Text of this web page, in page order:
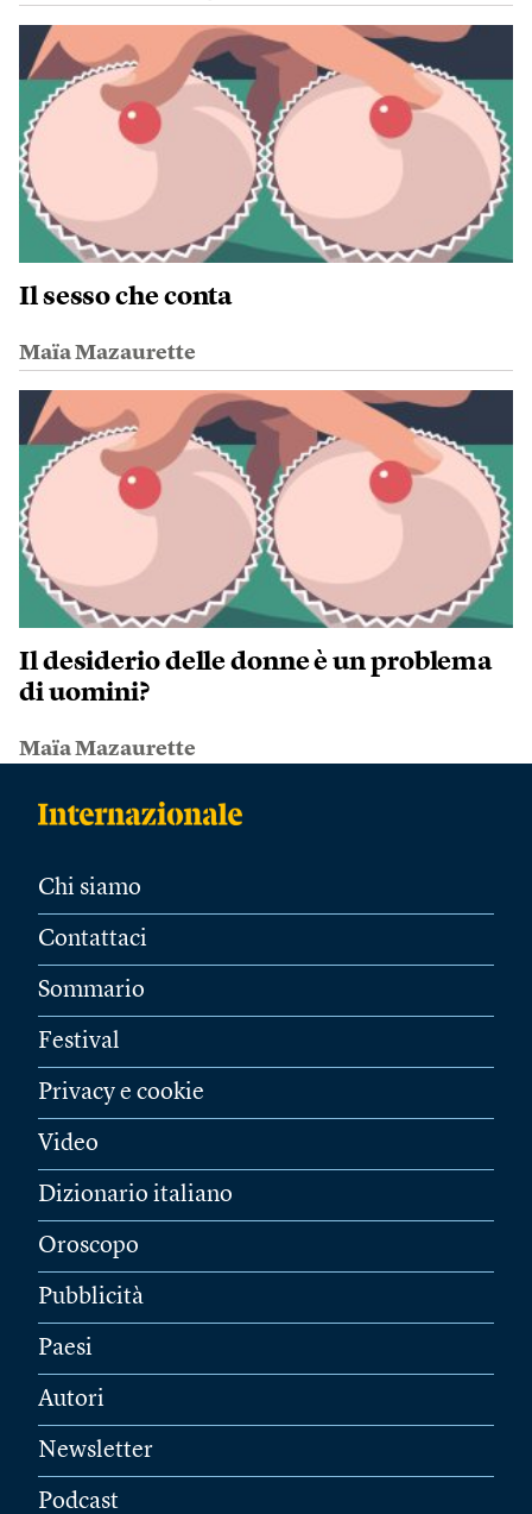
Il sesso che conta
Maïa Mazaurette
Il desiderio delle donne è un problema
di uomini?
Maïa Mazaurette
Chi siamo
Contattaci
Sommario
Festival
Privacy e cookie
Video
Dizionario italiano
Oroscopo
Pubblicità
Paesi
Autori
Newsletter
Podcast